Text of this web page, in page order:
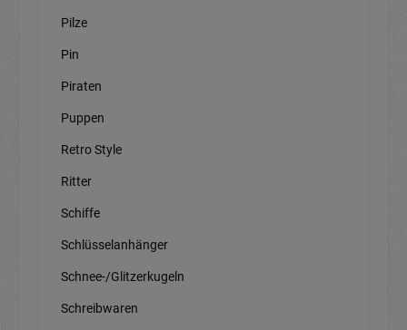
Pilze
Pin
Piraten
Puppen
Retro Style
Ritter
Schiffe
Schlüsselanhänger
Schnee-/Glitzerkugeln
Schreibwaren